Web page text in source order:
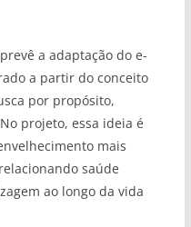
a adaptação do e-
a partir do conceito
por propósito,
projeto, essa ideia é
mais
saúde
ao longo da vida